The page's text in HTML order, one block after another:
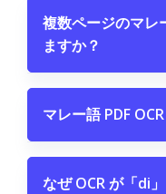
複数ページのマレ
ますか？
マレー語 PDF
なぜ OCR が「di